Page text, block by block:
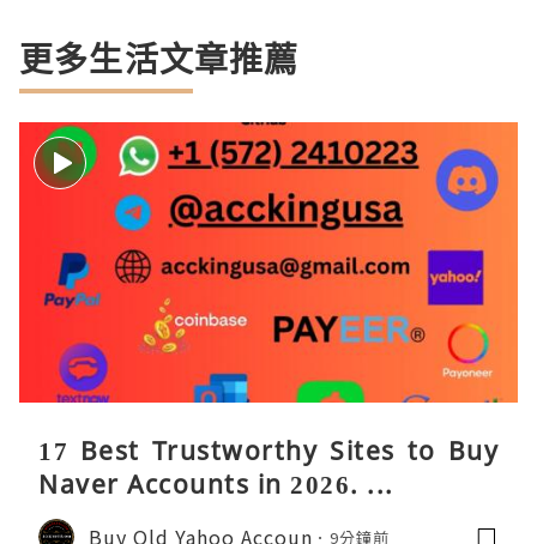
更多生活文章推薦
17 Best Trustworthy Sites to Buy
Naver Accounts in 2026. ...
Buy Old Yahoo Accoun 9分鐘前